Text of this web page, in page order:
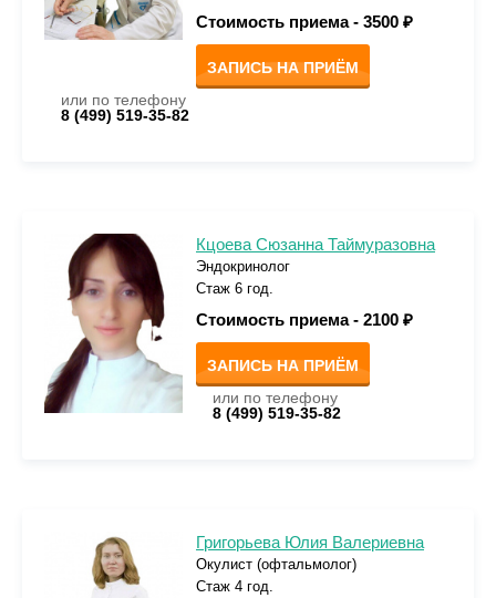
Стоимость приема - 3500 ₽
ЗАПИСЬ НА ПРИЁМ
или по телефону
8 (499) 519-35-82
Кцоева Сюзанна Таймуразовна
Эндокринолог
Стаж 6 год.
Стоимость приема - 2100 ₽
ЗАПИСЬ НА ПРИЁМ
или по телефону
8 (499) 519-35-82
Григорьева Юлия Валериевна
Окулист (офтальмолог)
Стаж 4 год.